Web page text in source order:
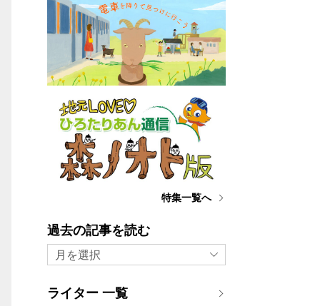
特集一覧へ
過去の記事を読む
月を選択
ライター 一覧